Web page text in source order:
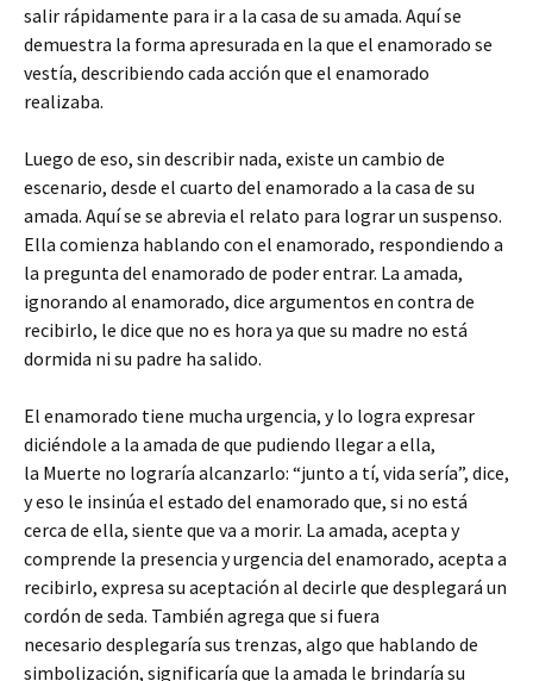
salir rápidamente para ir a la casa de su amada. Aquí se
demuestra la forma apresurada en la que el enamorado se
vestía, describiendo cada acción que el enamorado
realizaba.
Luego de eso, sin describir nada, existe un cambio de
escenario, desde el cuarto del enamorado a la casa de su
amada. Aquí se se abrevia el relato para lograr un suspenso.
Ella comienza hablando con el enamorado, respondiendo a
la pregunta del enamorado de poder entrar. La amada,
ignorando al enamorado, dice argumentos en contra de
recibirlo, le dice que no es hora ya que su madre no está
dormida ni su padre ha salido.
El enamorado tiene mucha urgencia, y lo logra expresar
diciéndole a la amada de que pudiendo llegar a ella,
la Muerte no lograría alcanzarlo: “junto a tí, vida sería”, dice,
y eso le insinúa el estado del enamorado que, si no está
cerca de ella, siente que va a morir. La amada, acepta y
comprende la presencia y urgencia del enamorado, acepta a
recibirlo, expresa su aceptación al decirle que desplegará un
cordón de seda. También agrega que si fuera
necesario desplegaría sus trenzas, algo que hablando de
simbolización, significaría que la amada le brindaría su